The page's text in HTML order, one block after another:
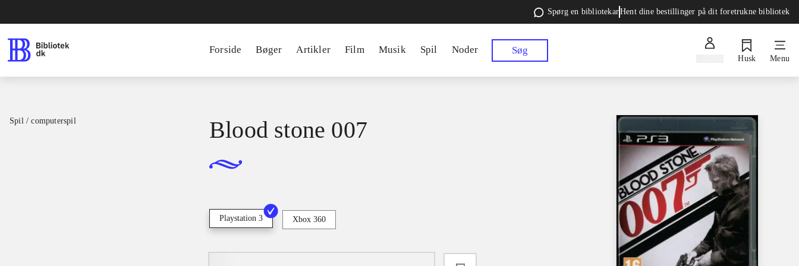
Spørg en bibliotekarHent dine bestillinger på dit foretrukne bibliotek
Forside Bøger Artikler Film Musik Spil Noder Søg
Husk Menu
Spil / computerspil Blood stone 007
Playstation 3 Xbox 360